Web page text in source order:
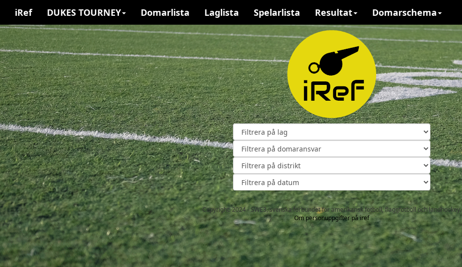
iRef DUKES TOURNEY Domarlista Laglista Spelarlista Resultat Domarschema
Copyright: 2024 - SWE3, svenska förbundet för amerikansk fotboll, flaggfotboll och landhockey.
Om personuppgifter på iref